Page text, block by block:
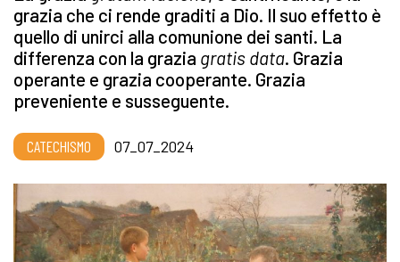
grazia che ci rende graditi a Dio. Il suo effetto è
quello di unirci alla comunione dei santi. La
differenza con la grazia gratis data. Grazia
operante e grazia cooperante. Grazia
preveniente e susseguente.
CATECHISMO 07_07_2024